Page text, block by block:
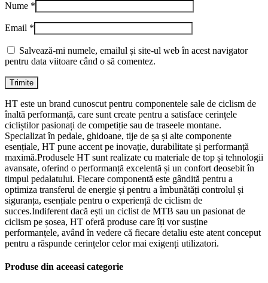
Nume *
Email *
Salvează-mi numele, emailul și site-ul web în acest navigator
pentru data viitoare când o să comentez.
HT este un brand cunoscut pentru componentele sale de ciclism de
înaltă performanță, care sunt create pentru a satisface cerințele
cicliștilor pasionați de competiție sau de traseele montane.
Specializat în pedale, ghidoane, tije de șa și alte componente
esențiale, HT pune accent pe inovație, durabilitate și performanță
maximă.Produsele HT sunt realizate cu materiale de top și tehnologii
avansate, oferind o performanță excelentă și un confort deosebit în
timpul pedalatului. Fiecare componentă este gândită pentru a
optimiza transferul de energie și pentru a îmbunătăți controlul și
siguranța, esențiale pentru o experiență de ciclism de
succes.Indiferent dacă ești un ciclist de MTB sau un pasionat de
ciclism pe șosea, HT oferă produse care îți vor susține
performanțele, având în vedere că fiecare detaliu este atent conceput
pentru a răspunde cerințelor celor mai exigenți utilizatori.
Produse din aceeasi categorie